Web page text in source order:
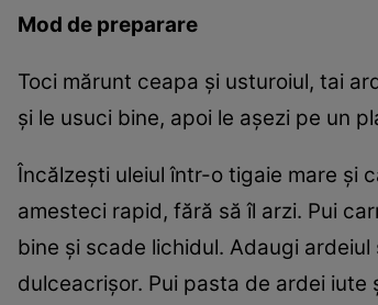
Mod de preparare
Toci mărunt ceapa și usturoiul, tai
și le usuci bine, apoi le așezi pe un
Încălzești uleiul într-o tigaie mare și
amesteci rapid, fără să îl arzi. Pui
bine și scade lichidul. Adaugi
dulceacrișor. Pui pasta de ardei